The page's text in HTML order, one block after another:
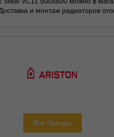
и монтаж радиаторов
Все бренды